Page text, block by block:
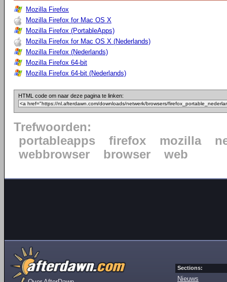
Mozilla Firefox
Mozilla Firefox for Mac OS X
Mozilla Firefox (PortableApps)
Mozilla Firefox for Mac OS X (Nederlands)
Mozilla Firefox (Nederlands)
Mozilla Firefox 64-bit
Mozilla Firefox 64-bit (Nederlands)
HTML code om naar deze pagina te linken:
Trefwoorden:
portableapps
firefox mozilla
webbrowser
browser web
Sections:
Nieuws